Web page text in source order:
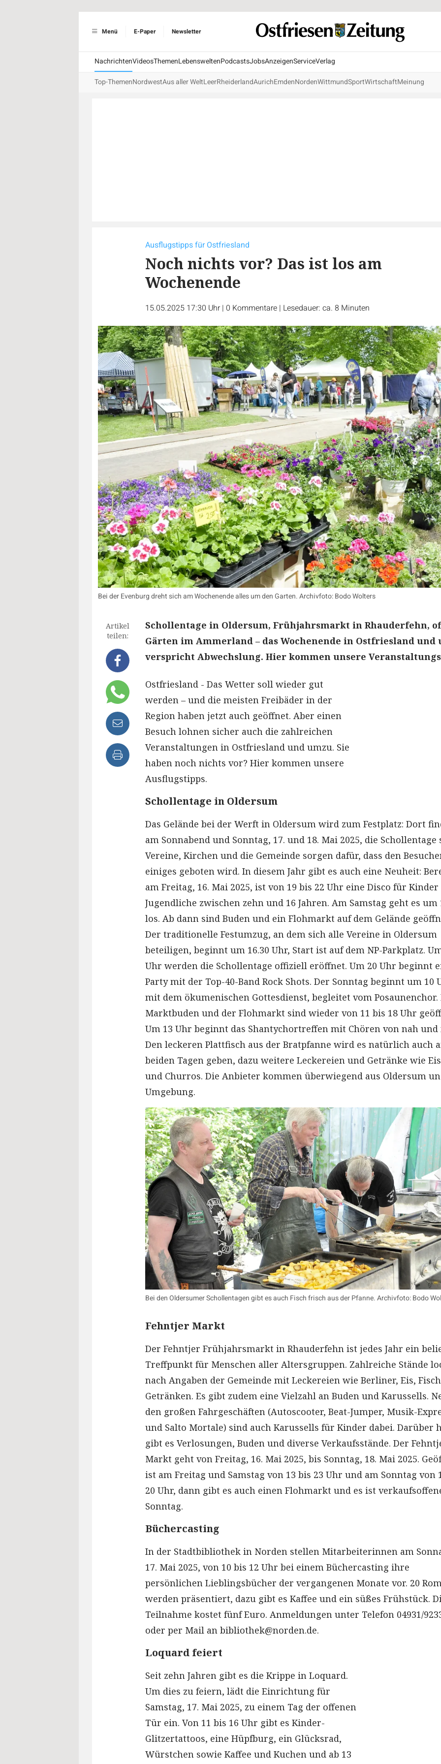
Menü E-Paper Newsletter
NachrichtenVideosThemenLebensweltenPodcastsJobsAnzeigenServiceVerlag
Top-ThemenNordwestAus aller WeltLeerRheiderlandAurichEmdenNordenWittmundSportWirtschaftMeinung
Ausflugstipps für Ostfriesland
Noch nichts vor? Das ist los am
Wochenende
15.05.2025 17:30 Uhr | 0 Kommentare | Lesedauer: ca. 8 Minuten
Bei der Evenburg dreht sich am Wochenende alles um den Garten. Archivfoto: Bodo Wolters
Artikel
teilen:
Schollentage in Oldersum, Frühjahrsmarkt in Rhauderfehn,
Gärten im Ammerland – das Wochenende in Ostfriesland und
verspricht Abwechslung. Hier kommen unsere
Ostfriesland - Das Wetter soll wieder gut
werden – und die meisten Freibäder in der
Region haben jetzt auch geöffnet. Aber einen
Besuch lohnen sicher auch die zahlreichen
Veranstaltungen in Ostfriesland und umzu. Sie
haben noch nichts vor? Hier kommen unsere
Ausflugstipps.
Schollentage in Oldersum
Das Gelände bei der Werft in Oldersum wird zum Festplatz: Dort
am Sonnabend und Sonntag, 17. und 18. Mai 2025, die Schollentage
Vereine, Kirchen und die Gemeinde sorgen dafür, dass den
einiges geboten wird. In diesem Jahr gibt es auch eine Neuheit:
am Freitag, 16. Mai 2025, ist von 19 bis 22 Uhr eine Disco für
Jugendliche zwischen zehn und 16 Jahren. Am Samstag geht es um
los. Ab dann sind Buden und ein Flohmarkt auf dem Gelände
Der traditionelle Festumzug, an dem sich alle Vereine in Oldersum
beteiligen, beginnt um 16.30 Uhr, Start ist auf dem NP-Parkplatz.
Uhr werden die Schollentage offiziell eröffnet. Um 20 Uhr beginnt
Party mit der Top-40-Band Rock Shots. Der Sonntag beginnt um 10
mit dem ökumenischen Gottesdienst, begleitet vom Posaunenchor.
Marktbuden und der Flohmarkt sind wieder von 11 bis 18 Uhr
Um 13 Uhr beginnt das Shantychortreffen mit Chören von nah und
Den leckeren Plattfisch aus der Bratpfanne wird es natürlich auch
beiden Tagen geben, dazu weitere Leckereien und Getränke wie
und Churros. Die Anbieter kommen überwiegend aus Oldersum
Umgebung.
Bei den Oldersumer Schollentagen gibt es auch Fisch frisch aus der Pfanne. Archivfoto: Bodo
Fehntjer Markt
Der Fehntjer Frühjahrsmarkt in Rhauderfehn ist jedes Jahr ein
Treffpunkt für Menschen aller Altersgruppen. Zahlreiche Stände
nach Angaben der Gemeinde mit Leckereien wie Berliner, Eis,
Getränken. Es gibt zudem eine Vielzahl an Buden und Karussells.
den großen Fahrgeschäften (Autoscooter, Beat-Jumper, Musik-
und Salto Mortale) sind auch Karussells für Kinder dabei. Darüber
gibt es Verlosungen, Buden und diverse Verkaufsstände. Der
Markt geht von Freitag, 16. Mai 2025, bis Sonntag, 18. Mai 2025.
ist am Freitag und Samstag von 13 bis 23 Uhr und am Sonntag von
20 Uhr, dann gibt es auch einen Flohmarkt und es ist
Sonntag.
Büchercasting
In der Stadtbibliothek in Norden stellen Mitarbeiterinnen am
17. Mai 2025, von 10 bis 12 Uhr bei einem Büchercasting ihre
persönlichen Lieblingsbücher der vergangenen Monate vor. 20
werden präsentiert, dazu gibt es Kaffee und ein süßes Frühstück.
Teilnahme kostet fünf Euro. Anmeldungen unter Telefon 04931/
oder per Mail an bibliothek@norden.de.
Loquard feiert
Seit zehn Jahren gibt es die Krippe in Loquard.
Um dies zu feiern, lädt die Einrichtung für
Samstag, 17. Mai 2025, zu einem Tag der offenen
Tür ein. Von 11 bis 16 Uhr gibt es Kinder-
Glitzertattoos, eine Hüpfburg, ein Glücksrad,
Würstchen sowie Kaffee und Kuchen und ab 13